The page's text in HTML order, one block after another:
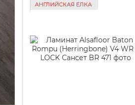
АНГЛИЙСКАЯ ЕЛКА